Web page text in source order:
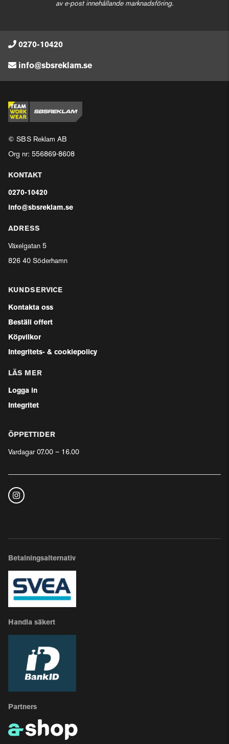
av e-post innehållande marknadsföring.
0270-10420
info@sbsreklam.se
© SBS Reklam AB
Org nr: 556869-8608
KONTAKT
0270-10420
info@sbsreklam.se
ADRESS
Växelgatan 5
826 40 Söderhamn
KUNDSERVICE
Kontakta oss
Beställ offert
Köpvilkor
Integritets- & cookiepolicy
LÄS MER
Logga in
Integritet
ÖPPETTIDER
Vardagar 07.00 – 16.00
Betalningsalternativ
Handla säkert
Partners